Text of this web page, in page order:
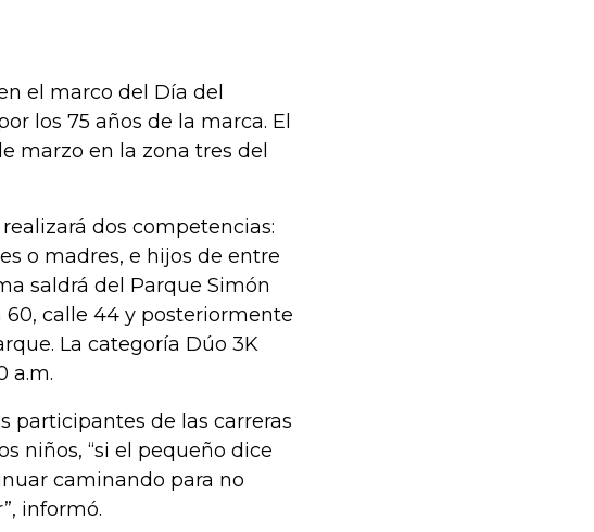
el marco del Día del
los 75 años de la marca. El
marzo en la zona tres del
dos competencias:
o madres, e hijos de entre
saldrá del Parque Simón
60, calle 44 y posteriormente
La categoría Dúo 3K
a.m.
participantes de las carreras
niños, “si el pequeño dice
caminando para no
informó.